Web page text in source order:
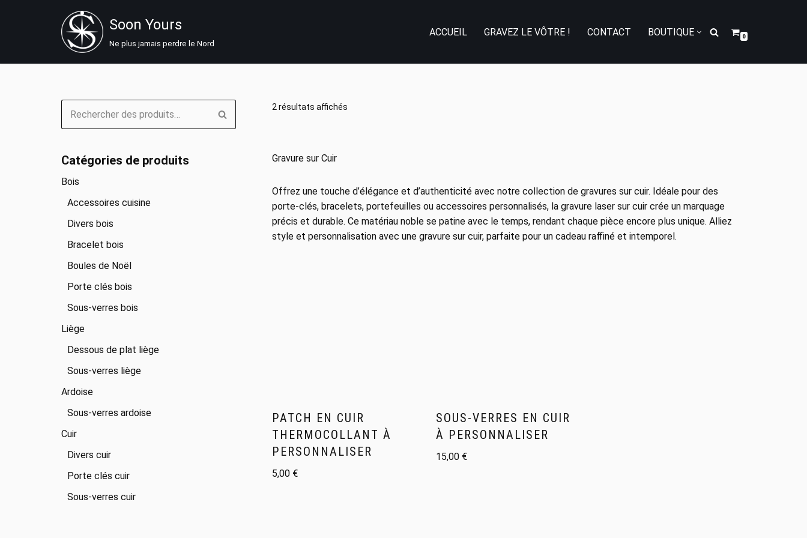
contenu
Soon Yours
Ne plus jamais perdre le Nord
ACCUEIL GRAVEZ LE VÔTRE ! CONTACT BOUTIQUE 0
Catégories de produits
Bois
Accessoires cuisine
Divers bois
Bracelet bois
Boules de Noël
Porte clés bois
Sous-verres bois
Liège
Dessous de plat liège
Sous-verres liège
Ardoise
Sous-verres ardoise
Cuir
Divers cuir
Porte clés cuir
Sous-verres cuir
2 résultats affichés
Gravure sur Cuir
Offrez une touche d’élégance et d’authenticité avec notre collection de gravures sur cuir. Idéale pour des
porte-clés, bracelets, portefeuilles ou accessoires personnalisés, la gravure laser sur cuir crée un marquage
précis et durable. Ce matériau noble se patine avec le temps, rendant chaque pièce encore plus unique. Alliez
style et personnalisation avec une gravure sur cuir, parfaite pour un cadeau raffiné et intemporel.
PATCH EN CUIR
THERMOCOLLANT À
PERSONNALISER
5,00 €
SOUS-VERRES EN CUIR
À PERSONNALISER
15,00 €